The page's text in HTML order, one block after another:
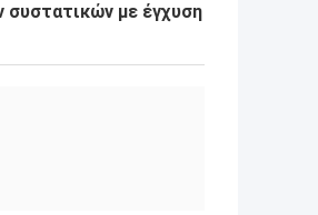
συστατικών με έγχυση